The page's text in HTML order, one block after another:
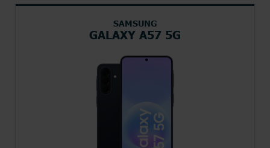
SAMSUNG
GALAXY A57 5G